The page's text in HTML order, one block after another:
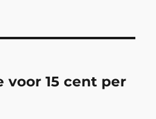
voor 15 cent per